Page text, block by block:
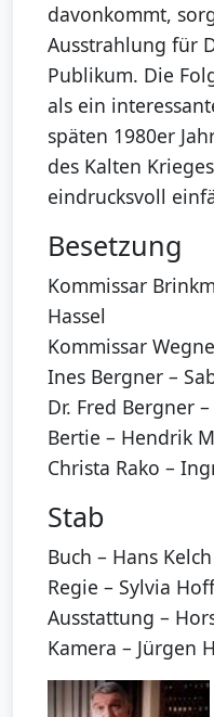
davonkommt,
Ausstrahlung für
Publikum. Die
als ein
späten 1980er
des Kalten
eindrucksvoll
Besetzung
Kommissar
Hassel
Kommissar
Ines Bergner –
Dr. Fred Bergner
Bertie – Hendrik
Christa Rako –
Stab
Buch – Hans Kelch
Regie – Sylvia
Ausstattung –
Kamera – Jürgen